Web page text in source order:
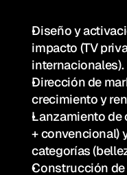
Diseño y
impacto (TV
internacionales).
Dirección de
crecimiento y
Lanzamiento de
+ convencional)
categorías
Construcción